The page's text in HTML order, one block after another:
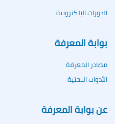
الدورات الإلكترونية
بوابة المعرفة
مصادر المعرفة
الأدوات البحثية
عن بوابة المعرفة